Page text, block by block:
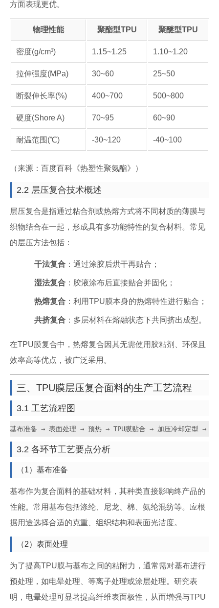
方面表现更优。
物理性能 聚酯型TPU 聚醚型TPU
密度(g/cm³) 1.15~1.25 1.10~1.20
拉伸强度(MPa) 30~60 25~50
断裂伸长率(%) 400~700 500~800
硬度(Shore A) 70~95 60~90
耐温范围(℃) -30~120 -40~100
（来源：百度百科《热塑性聚氨酯》）
2.2 层压复合技术概述
层压复合是指通过粘合剂或热熔方式将不同材质的薄膜与
织物结合在一起，形成具有多功能特性的复合材料。常见
的层压方法包括：
干法复合 ：通过涂胶后烘干再贴合；
湿法复合 ：胶液涂布后直接贴合并固化；
热熔复合 ：利用TPU膜本身的热熔特性进行贴合；
共挤复合 ：多层材料在熔融状态下共同挤出成型。
在TPU膜复合中，热熔复合因其无需使用胶粘剂、环保且
效率高等优点，被广泛采用。
三、TPU膜层压复合面料的生产工艺流程
3.1 工艺流程图
基布准备 → 表面处理 → 预热 → TPU膜贴合 → 加压冷却定型 → 后
3.2 各环节工艺要点分析
（1）基布准备
基布作为复合面料的基础材料，其种类直接影响终产品的
性能。常用基布包括涤纶、尼龙、棉、氨纶混纺等。应根
据用途选择合适的克重、组织结构和表面光洁度。
（2）表面处理
为了提高TPU膜与基布之间的粘附力，通常需对基布进行
预处理，如电晕处理、等离子处理或涂层处理。研究表
明，电晕处理可显著提高纤维表面极性，从而增强与TPU